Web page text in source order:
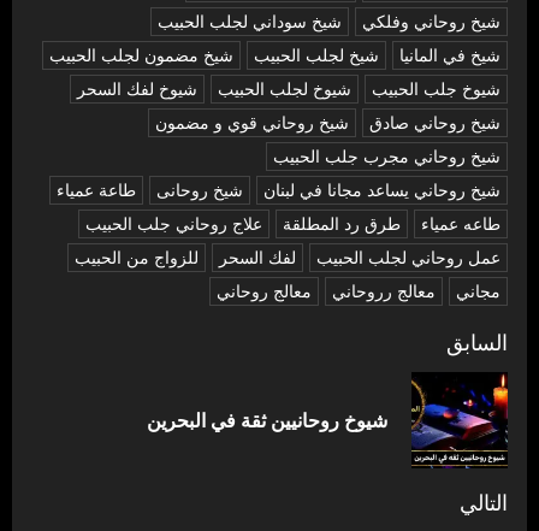
شيخ روحاني وفلكي
شيخ سوداني لجلب الحبيب
شيخ في المانيا
شيخ لجلب الحبيب
شيخ مضمون لجلب الحبيب
شيوخ جلب الحبيب
شيوخ لجلب الحبيب
شيوخ لفك السحر
شیخ روحاني صادق
شیخ روحاني قوي و مضمون
شیخ روحاني مجرب جلب الحبيب
شیخ روحاني يساعد مجانا في لبنان
شیخ روحانی
طاعة عمياء
طاعه عمياء
طرق رد المطلقة
علاج روحاني جلب الحبيب
عمل روحاني لجلب الحبيب
لفك السحر
للزواج من الحبيب
مجاني
معالج رروحاني معالج روحاني
تصفّح
المقالات
السابق
شيوخ روحانيين ثقة في البحرين
التالي